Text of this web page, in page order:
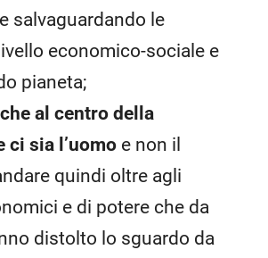
salvaguardando le
economico-sociale e
pianeta;
al centro della
ci sia l’uomo e non il
quindi oltre agli
e di potere che da
distolto lo sguardo da